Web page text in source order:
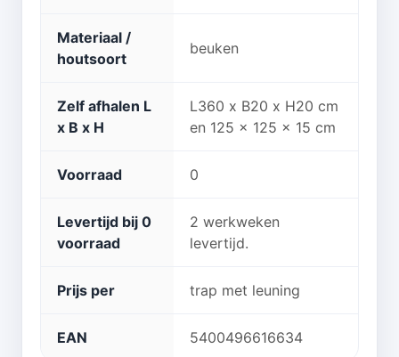
Materiaal /
houtsoort
beuken
Zelf afhalen L
x B x H
L360 x B20 x H20 cm
en 125 x 125 x 15 cm
Voorraad 0
Levertijd bij 0
voorraad
2 werkweken
levertijd.
Prijs per trap met leuning
EAN 5400496616634